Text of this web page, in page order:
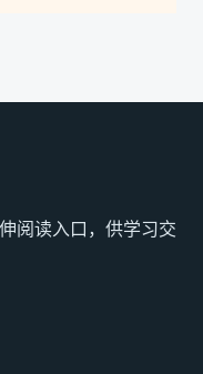
阅读入口，供学习交